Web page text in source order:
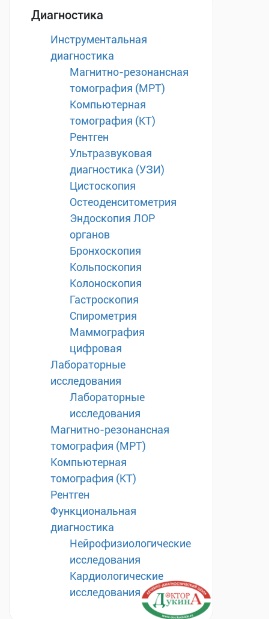
Диагностика
Инструментальная
диагностика
Магнитно-резонансная
томография (МРТ)
Компьютерная
томография (КТ)
Рентген
Ультразвуковая
диагностика (УЗИ)
Цистоскопия
Остеоденситометрия
Эндоскопия ЛОР
органов
Бронхоскопия
Кольпоскопия
Колоноскопия
Гастроскопия
Спирометрия
Маммография
цифровая
Лабораторные
исследования
Лабораторные
исследования
Магнитно-резонансная
томография (МРТ)
Компьютерная
томография (КТ)
Рентген
Функциональная
диагностика
Нейрофизиологические
исследования
Кардиологические
исследования